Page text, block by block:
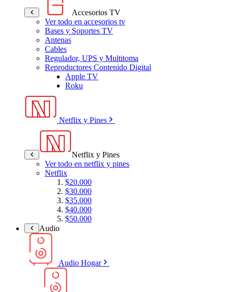
Accesorios TV
Ver todo en accesorios tv
Bases y Soportes TV
Antenas
Cables
Regulador, UPS y Multitoma
Reproductores Contenido Digital
Apple TV
Roku
Netflix y Pines
Netflix y Pines
Ver todo en netflix y pines
Netflix
$20.000
$30.000
$35.000
$40.000
$50.000
Audio
Audio Hogar